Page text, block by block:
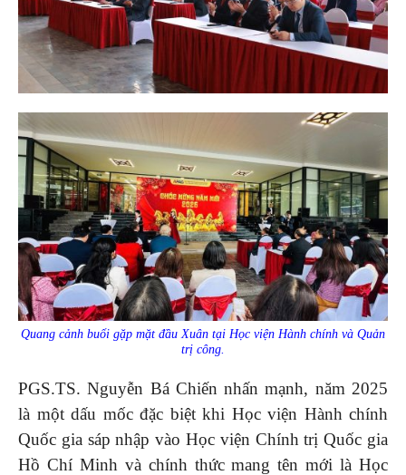
Quang cảnh buổi gặp mặt đầu Xuân tại Học viện Hành chính và Quản
trị công.
PGS.TS. Nguyễn Bá Chiến nhấn mạnh, năm 2025
là một dấu mốc đặc biệt khi Học viện Hành chính
Quốc gia sáp nhập vào Học viện Chính trị Quốc gia
Hồ Chí Minh và chính thức mang tên mới là Học